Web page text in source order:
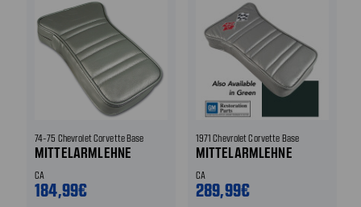
74-75 Chevrolet Corvette Base
MITTELARMLEHNE
CA
184,99€
1971 Chevrolet Corvette Base
MITTELARMLEHNE
CA
289,99€